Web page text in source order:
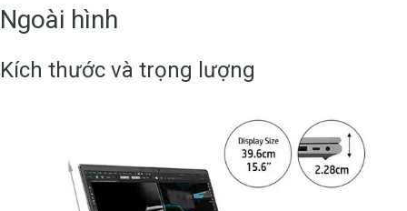
Ngoài hình
Kích thước và trọng lượng